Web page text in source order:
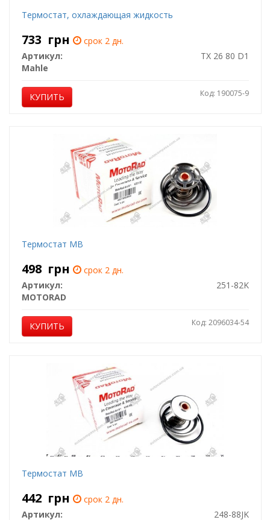
Термостат, охлаждающая жидкость
733 грн
срок 2 дн.
Артикул:
TX 26 80 D1
Mahle
КУПИТЬ Код: 190075-9
Термостат MB
498 грн
срок 2 дн.
Артикул:
251-82K
MOTORAD
КУПИТЬ Код: 2096034-54
Термостат MB
442 грн
срок 2 дн.
Артикул:
248-88JK